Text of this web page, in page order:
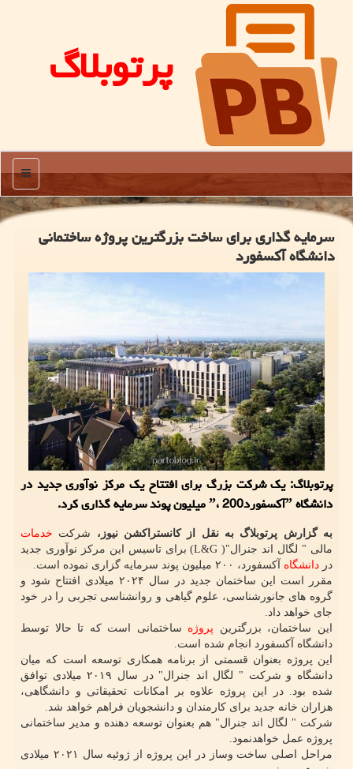
پرتوبلاگ
منو
سرمایه گذاری برای ساخت بزرگترین پروژه ساختمانی
دانشگاه آكسفورد
پرتوبلاگ: یك شركت بزرگ برای افتتاح یك مركز نوآوری جدید در
دانشگاه ˮآكسفوردˮ، 200 میلیون پوند سرمایه گذاری كرد.
به گزارش پرتوبلاگ به نقل از کانستراکشن نیوز، شرکت خدمات
مالی " لگال اند جنرال"( L&G) برای تاسیس این مرکز نوآوری جدید
در دانشگاه آکسفورد، ۲۰۰ میلیون پوند سرمایه گزاری نموده است.
مقرر است این ساختمان جدید در سال ۲۰۲۴ میلادی افتتاح شود و
گروه های جانورشناسی، علوم گیاهی و روانشناسی تجربی را در خود
جای خواهد داد.
این ساختمان، بزرگترین پروژه ساختمانی است که تا حالا توسط
دانشگاه آکسفورد انجام شده است.
این پروژه بعنوان قسمتی از برنامه همکاری توسعه است که میان
دانشگاه و شرکت " لگال اند جنرال" در سال ۲۰۱۹ میلادی توافق
شده بود. در این پروژه علاوه بر امکانات تحقیقاتی و دانشگاهی،
هزاران خانه جدید برای کارمندان و دانشجویان فراهم خواهد شد.
شرکت " لگال اند جنرال" هم بعنوان توسعه دهنده و مدیر ساختمانی
پروژه عمل خواهدنمود.
مراحل اصلی ساخت وساز در این پروژه از ژوئیه سال ۲۰۲۱ میلادی